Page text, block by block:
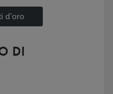
d’oro
DI